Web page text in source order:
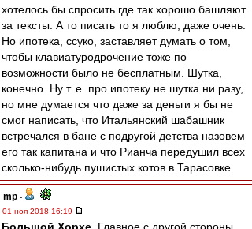
хотелось бы спросить где так хорошо башляют
за тексты. А то писать то я люблю, даже очень.
Но ипотека, ссуко, заставляет думать о том,
чтобы клавиатуродрочение тоже по
возможности было не бесплатным. Шутка,
конечно. Ну т. е. про ипотеку не шутка ни разу,
но мне думается что даже за деньги я бы не
смог написать, что Итальянский шабашник
встречался в бане с подругой детства назовем
его так капитана и что Рианча передушил всех
сколько-нибудь пушистых котов в Тарасовке.
mp -
01 ноя 2018 16:19